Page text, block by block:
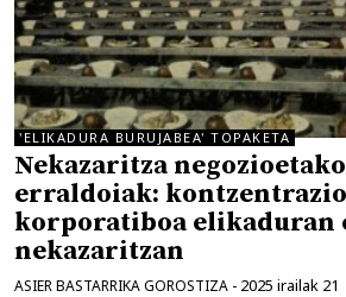
'ELIKADURA BURUJABEA' TOPAKETA
Nekazaritza
erraldoiak: kontzentrazio
korporatiboa elikaduran
nekazaritzan
ASIER BASTARRIKA GOROSTIZA - 2025 irailak 21